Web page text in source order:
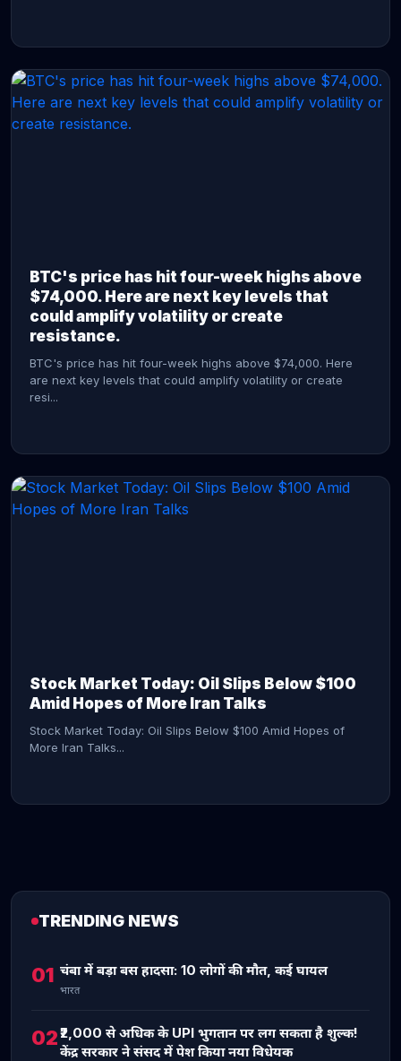
BTC's price has hit four-week highs above
$74,000. Here are next key levels that
could amplify volatility or create
resistance.
BTC's price has hit four-week highs above $74,000. Here
are next key levels that could amplify volatility or create
resi...
Stock Market Today: Oil Slips Below $100
Amid Hopes of More Iran Talks
Stock Market Today: Oil Slips Below $100 Amid Hopes of
More Iran Talks...
TRENDING NEWS
01 चंबा में बड़ा बस हादसा: 10 लोगों की मौत, कई घायल
भारत
02₹2,000 से अधिक के UPI भुगतान पर लग सकता है शुल्क!
केंद्र सरकार ने संसद में पेश किया नया विधेयक